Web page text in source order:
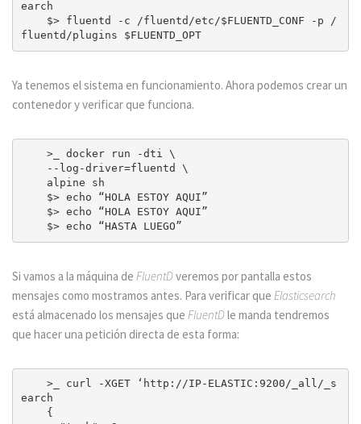
earch
fluentd/plugins $FLUENTD_OPT
Ya tenemos el sistema en funcionamiento. Ahora podemos crear un
contenedor y verificar que funciona.
Si vamos a la máquina de FluentDveremos por pantalla estos
mensajes como mostramos antes. Para verificar que Elasticsearch
está almacenado los mensajes que FluentDle manda tendremos
que hacer una petición directa de esta forma:
earch